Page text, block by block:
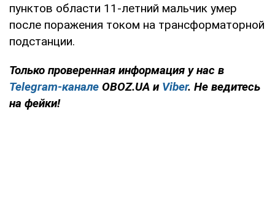
пунктов области 11-летний мальчик умер
после поражения током на трансформаторной
подстанции.
Только проверенная информация у нас в
Telegram-канале OBOZ.UA и Viber. Не ведитесь
на фейки!